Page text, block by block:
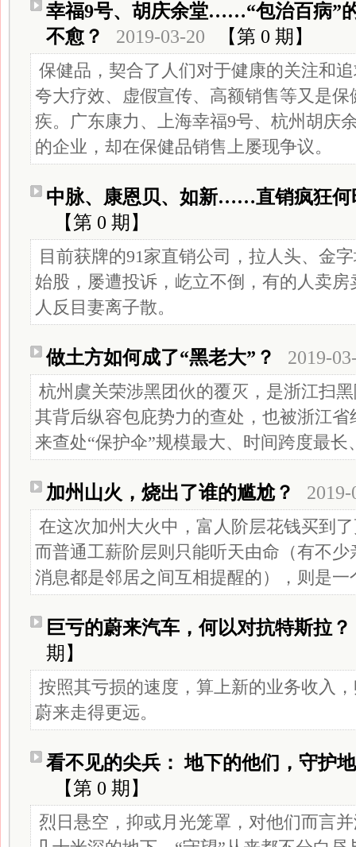
幸福9号、胡庆余堂……“包治百病”
不愈？
2019-03-20 【第 0 期】
保健品，契合了人们对于健康的关注和
夸大疗效、虚假宣传、高额销售等又是
疾。广东康力、上海幸福9号、杭州胡
的企业，却在保健品销售上屡现争议。
中脉、康恩贝、如新……直销疯狂何
【第 0 期】
目前获牌的91家直销公司，拉人头、金
始股，屡遭投诉，屹立不倒，有的人卖
人反目妻离子散。
做土方如何成了“黑老大”？ 2019-
杭州虞关荣涉黑团伙的覆灭，是浙江扫
其背后纵容包庇势力的查处，也被浙江
来查处“保护伞”规模最大、时间跨度最
加州山火，烧出了谁的尴尬？
在这次加州大火中，富人阶层花钱买到
而普通工薪阶层则只能听天由命（有不
消息都是邻居之间互相提醒的），则是
巨亏的蔚来汽车，何以对抗特斯拉？
期】
按照其亏损的速度，算上新的业务收入
蔚来走得更远。
看不见的尖兵： 地下的他们，守护
【第 0 期】
烈日悬空，抑或月光笼罩，对他们而言